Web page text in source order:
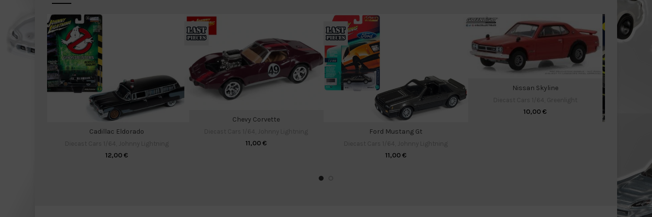
Cadillac Eldorado
12,00€
Chevy Corvette
11,00€
Ford Mustang Gt
11,00€
Nissan Skyline
10,00€